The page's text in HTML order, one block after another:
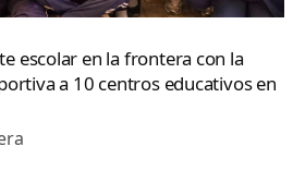
escolar en la frontera con la
a 10 centros educativos en